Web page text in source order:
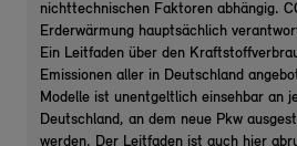
nichttechnischen Faktoren abhängig.
Erderwärmung hauptsächlich
Ein Leitfaden über den
Emissionen aller in Deutschland
Modelle ist unentgeltlich einsehbar an
Deutschland, an dem neue Pkw
werden. Der Leitfaden ist auch hier